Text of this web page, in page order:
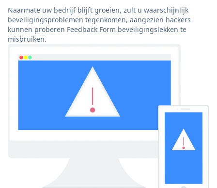
Naarmate uw bedrijf blijft groeien, zult u waarschijnlijk
beveiligingsproblemen tegenkomen, aangezien hackers
kunnen proberen Feedback Form beveiligingslekken te
misbruiken.